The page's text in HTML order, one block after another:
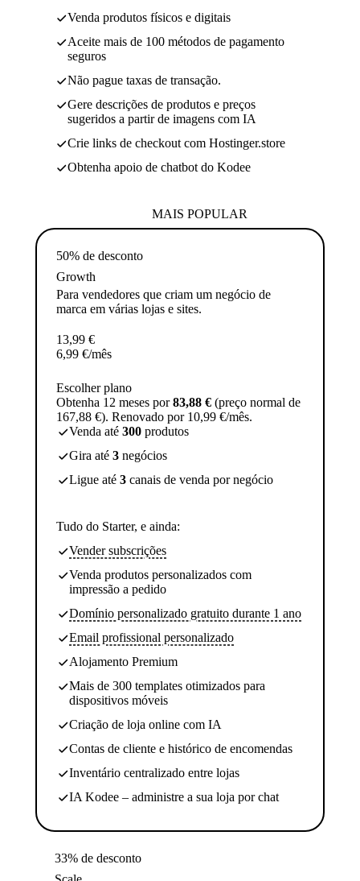
Venda produtos físicos e digitais
Aceite mais de 100 métodos de pagamento
seguros
Não pague taxas de transação.
Gere descrições de produtos e preços
sugeridos a partir de imagens com IA
Crie links de checkout com Hostinger.store
Obtenha apoio de chatbot do Kodee
MAIS POPULAR
50% de desconto
Growth
Para vendedores que criam um negócio de
marca em várias lojas e sites.
13,99 €
6,99 €/mês
Escolher plano
Obtenha 12 meses por83,88 € (preço normal de
167,88 €). Renovado por 10,99 €/mês.
Venda até 300 produtos
Gira até 3 negócios
Ligue até 3 canais de venda por negócio
Tudo do Starter, e ainda:
Vender subscrições
Venda produtos personalizados com
impressão a pedido
Domínio personalizado gratuito durante 1 ano
Email profissional personalizado
Alojamento Premium
Mais de 300 templates otimizados para
dispositivos móveis
Criação de loja online com IA
Contas de cliente e histórico de encomendas
Inventário centralizado entre lojas
IA Kodee – administre a sua loja por chat
33% de desconto